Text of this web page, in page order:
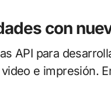
con
API para
e impresión.